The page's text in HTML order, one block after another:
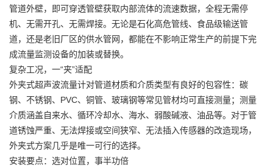
管道外壁，即可穿透管壁获取内部流体的流速数据，全程无需停
机、无需开孔、无需焊接。无论是石化高危管线、食品级输送管
道，还是老旧厂区的供水管网，都能在不影响正常生产的前提下完
成流量监测设备的加装或替换。
复杂工况，一“夹”适配
外夹式超声波流量计对管道材质和介质类型有良好的包容性：碳
钢、不锈钢、PVC、铜管、玻璃钢等常见管材均可直接测量；测量
介质涵盖自来水、循环冷却水、海水、弱酸碱液、油品等。对于管
道锈蚀严重、无法焊接或空间狭窄、无法插入传感器的改造现场，
外夹式方案几乎是唯一可行的选择。
安装要点：选对位置，事半功倍